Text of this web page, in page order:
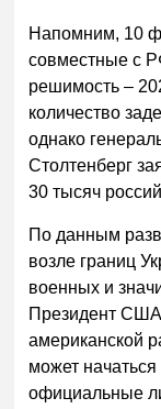
Напомним, 10
совместные с
решимость –
количество
однако
Столтенберг
30 тысяч
По данным
возле границ
военных и
Президент
американской
может
официальные